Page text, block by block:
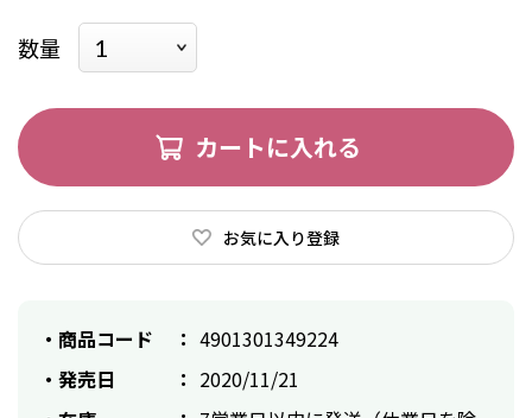
数量
カートに入れる
お気に入り登録
商品コード
4901301349224
発売日
2020/11/21